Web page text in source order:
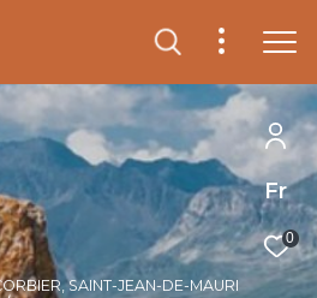
Fr
0
SAINT-JEAN-DE-MAURI